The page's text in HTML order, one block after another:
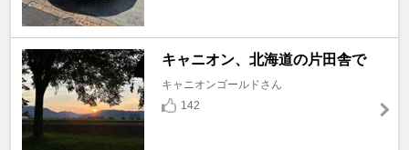
キャニオン、北海道の片田舎で
キャニオンゴールドさん
142